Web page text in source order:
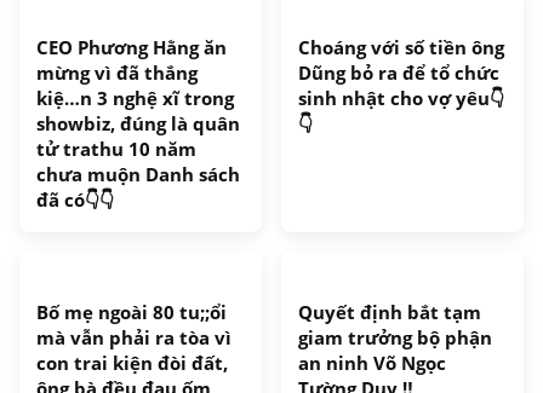
CEO Phương Hằng ăn
mừng vì đã thắng
kiệ…n 3 nghệ xĩ trong
showbiz, đúng là quân
tử trathu 10 năm
chưa muộn Danh sách
đã có👇👇
Choáng với số tiền ông
Dũng bỏ ra để tổ chức
sinh nhật cho vợ yêu👇
👇
Bố mẹ ngoài 80 tu;;ổi
mà vẫn phải ra tòa vì
con trai kiện đòi đất,
Quyết định bắt tạm
giam trưởng bộ phận
an ninh Võ Ngọc